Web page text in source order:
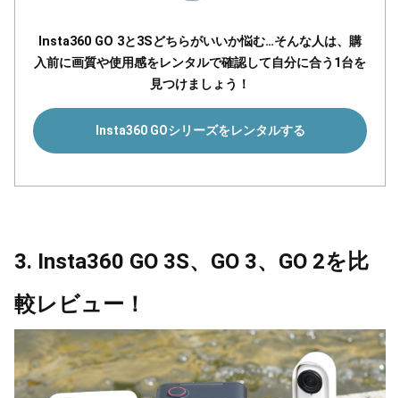
Insta360 GO 3と3Sどちらがいいか悩む…そんな人は、購
入前に画質や使用感をレンタルで確認して自分に合う1台を
見つけましょう！
Insta360 GOシリーズをレンタルする
3. Insta360 GO 3S、GO 3、GO 2を比
較レビュー！